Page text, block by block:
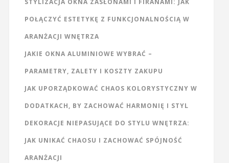
STYLIZACJA OKNA ZASŁONAMI I FIRANAMI: JAK
POŁĄCZYĆ ESTETYKĘ Z FUNKCJONALNOŚCIĄ W
ARANŻACJI WNĘTRZA
JAKIE OKNA ALUMINIOWE WYBRAĆ –
PARAMETRY, ZALETY I KOSZTY ZAKUPU
JAK UPORZĄDKOWAĆ CHAOS KOLORYSTYCZNY W
DODATKACH, BY ZACHOWAĆ HARMONIĘ I STYL
DEKORACJE NIEPASUJĄCE DO STYLU WNĘTRZA:
JAK UNIKAĆ CHAOSU I ZACHOWAĆ SPÓJNOŚĆ
ARANŻACJI